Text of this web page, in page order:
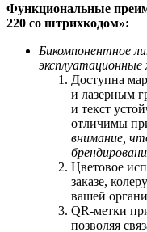
Функциональные
220 со штрихкодом»:
Бикомпонентное
Доступна
и лазерным
и текст
отличимы
внимание,
Цветовое
заказе,
вашей
QR-метки
позволяя